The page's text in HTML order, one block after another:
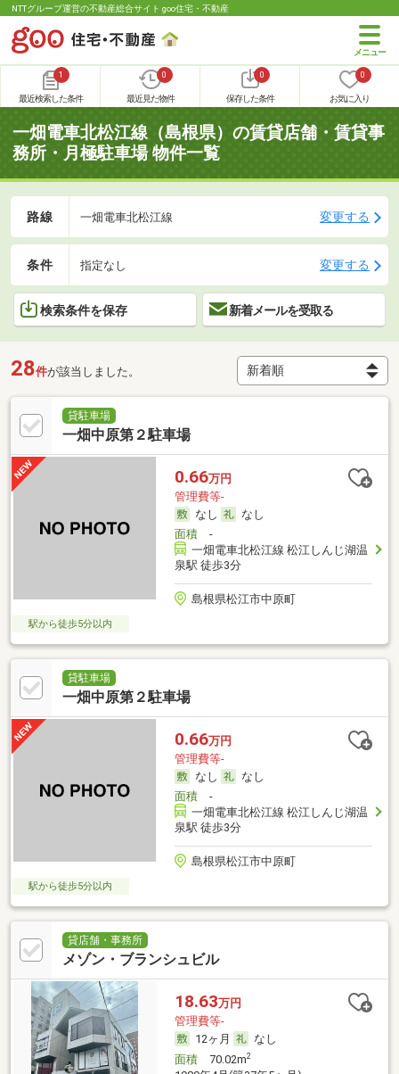
NTTグループ運営の不動産総合サイト goo住宅・不動産
1
最近検索した条件
0
最近見た物件
0
保存した条件
0
お気に入り
一畑電車北松江線（島根県）の賃貸店舗・賃貸事
務所・月極駐車場 物件一覧
路線 一畑電車北松江線 変更する
条件 指定なし 変更する
検索条件を保存 新着メールを受取る
28件が該当しました。
貸駐車場
一畑中原第２駐車場
0.66万円
管理費等-
なし
なし
面積-
一畑電車北松江線 松江しんじ湖温
泉駅 徒歩3分
島根県松江市中原町
駅から徒歩5分以内
貸駐車場
一畑中原第２駐車場
0.66万円
管理費等-
なし
なし
面積-
一畑電車北松江線 松江しんじ湖温
泉駅 徒歩3分
島根県松江市中原町
駅から徒歩5分以内
貸店舗・事務所
メゾン・ブランシュビル
18.63万円
管理費等-
12ヶ月
なし
面積70.02m2